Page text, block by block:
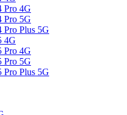
Pro 4G
Pro 5G
Pro Plus 5G
4G
Pro 4G
Pro 5G
Pro Plus 5G